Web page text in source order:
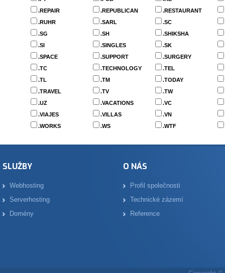
.REPAIR
.REPUBLICAN
.RESTAURANT
.RUHR
.SARL
.SC
.SG
.SH
.SHIKSHA
.SI
.SINGLES
.SK
.SPACE
.SUPPORT
.SURGERY
.TC
.TECHNOLOGY
.TEL
.TL
.TM
.TODAY
.TRAVEL
.TV
.TW
.UZ
.VACATIONS
.VC
.VIAJES
.VILLAS
.VN
.WORKS
.WS .WTF
SLUŽBY
Webhosting
Serverhosting
Domény
O NÁS
Profil společnosti
Technické zázemí
Reference